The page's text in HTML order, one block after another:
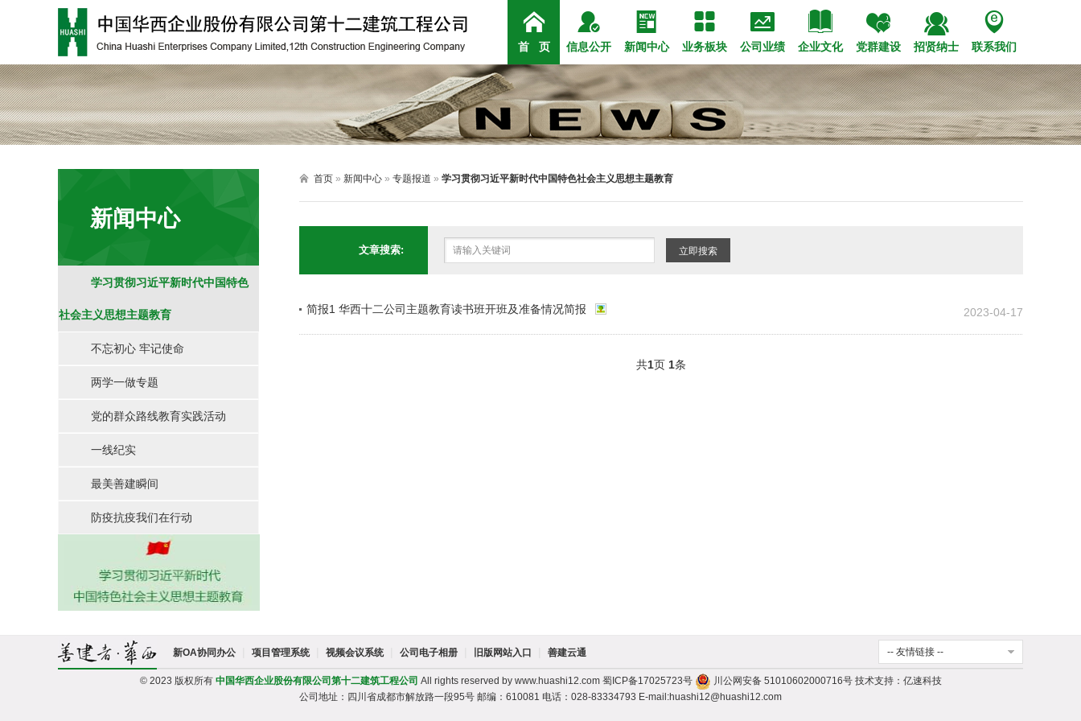

首 页

信息公开

新闻中心

业务板块

公司业绩

企业文化

党群建设

招贤纳士

联系我们
公司简介 组织架构 管理高层
公司新闻 政策法规 专题报道 公司视频
房建 市政 装饰 钢结构 设备租赁
经典工程 技术创新 荣誉奖项
历史沿革 企业标识 华西赋 文化理念
党的建设 职工之家 青年之窗
社会招聘 校园招聘 内部竞聘
 首页 » 新闻中心 » 专题报道 » 学习贯彻习近平新时代中国特色社会主义思想主题教育
文章搜索: 立即搜索
简报1 华西十二公司主题教育读书班开班及准备情况简报 2023-04-17
共1页 1条
新闻中心
学习贯彻习近平新时代中国特色
社会主义思想主题教育
不忘初心 牢记使命
两学一做专题
党的群众路线教育实践活动
一线纪实
最美善建瞬间
防疫抗疫我们在行动
新OA协同办公 项目管理系统 视频会议系统 公司电子相册 旧版网站入口 善建云通 -- 友情链接 --
© 2023 版权所有 中国华西企业股份有限公司第十二建筑工程公司 All rights reserved by www.huashi12.com 蜀ICP备17025723号 川公网安备 51010602000716号技术支持： 亿速科技
公司地址：四川省成都市解放路一段95号 邮编：610081 电话：028-83334793 E-mail:huashi12@huashi12.com